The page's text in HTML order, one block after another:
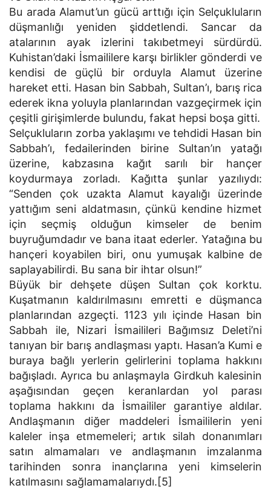
Bu arada Alamut’un gücü arttığı için Selçukluların
düşmanlığı yeniden şiddetlendi. Sancar da
atalarının ayak izlerini takıbetmeyi sürdürdü.
Kuhistan’daki İsmaililere karşı birlikler gönderdi ve
kendisi de güçlü bir orduyla Alamut üzerine
hareket etti. Hasan bin Sabbah, Sultan’ı, barış rica
ederek ikna yoluyla planlarından vazgeçirmek için
çeşitli girişimlerde bulundu, fakat hepsi boşa gitti.
Selçukluların zorba yaklaşımı ve tehdidi Hasan bin
Sabbah’ı, fedailerinden birine Sultan’ın yatağı
üzerine, kabzasına kağıt sarılı bir hançer
koydurmaya zorladı. Kağıtta şunlar yazılıydı:
“Senden çok uzakta Alamut kayalığı üzerinde
yattığım seni aldatmasın, çünkü kendine hizmet
için seçmiş olduğun kimseler de benim
buyruğumdadır ve bana itaat ederler. Yatağına bu
hançeri koyabilen biri, onu yumuşak kalbine de
saplayabilirdi. Bu sana bir ihtar olsun!”
Büyük bir dehşete düşen Sultan çok korktu.
Kuşatmanın kaldırılmasını emretti e düşmanca
planlarından azgeçti. 1123 yılı içinde Hasan bin
Sabbah ile, Nizari İsmailileri Bağımsız Deleti’ni
tanıyan bir barış andlaşması yaptı. Hasan’a Kumi e
buraya bağlı yerlerin gelirlerini toplama hakkını
bağışladı. Ayrıca bu anlaşmayla Girdkuh kalesinin
aşağısından geçen keranlardan yol parası
toplama hakkını da İsmaililer garantiye aldılar.
Andlaşmanın diğer maddeleri İsmaililerin yeni
kaleler inşa etmemeleri; artık silah donanımları
satın almamaları ve andlaşmanın imzalanma
tarihinden sonra inançlarına yeni kimselerin
katılmasını sağlamamalarıydı.[5]